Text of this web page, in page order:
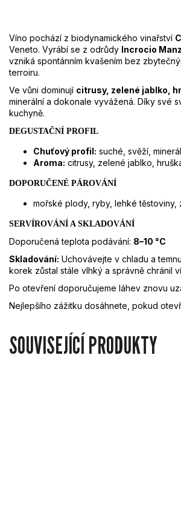
Víno pochází z biodynamického vinařství
Veneto. Vyrábí se z odrůdy Incrocio
vzniká spontánním kvašením bez
terroiru.
Ve vůni dominují citrusy, zelené jablko,
minerální a dokonale vyvážená. Díky své
kuchyně.
DEGUSTAČNÍ PROFIL
Chuťový profil: suché, svěží,
Aroma: citrusy, zelené jablko,
DOPORUČENÉ PÁROVÁNÍ
mořské plody, ryby, lehké
SERVÍROVÁNÍ A SKLADOVÁNÍ
Doporučená teplota podávání: 8–10 °C
Skladování: Uchovávejte v chladu a
korek zůstal stále vlhký a správně chránil
Po otevření doporučujeme láhev znovu
Nejlepšího zážitku dosáhnete, pokud
SOUVISEJÍCÍ PRODUKTY